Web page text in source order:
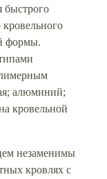
быстрого
формы.
алюминий;
кровельной
незаменимы
кровлях с